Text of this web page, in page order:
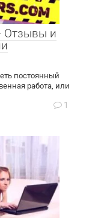
Отзывы и
постоянный
работа, или
1